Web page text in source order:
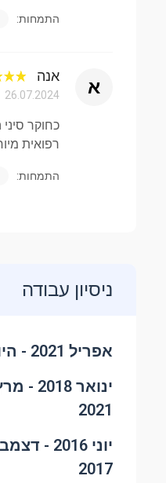
התמחות:
א
אנה
26.07.2024
כחוקר
רפואית
התמחות:
ניסיון עבודה
אפריל 2021 - היום
ינואר 2018 -
2021
יוני 2016 -
2017